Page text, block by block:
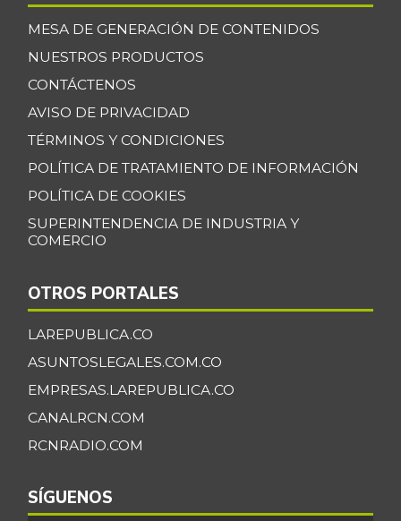
MESA DE GENERACIÓN DE CONTENIDOS
NUESTROS PRODUCTOS
CONTÁCTENOS
AVISO DE PRIVACIDAD
TÉRMINOS Y CONDICIONES
POLÍTICA DE TRATAMIENTO DE INFORMACIÓN
POLÍTICA DE COOKIES
SUPERINTENDENCIA DE INDUSTRIA Y
COMERCIO
OTROS PORTALES
LAREPUBLICA.CO
ASUNTOSLEGALES.COM.CO
EMPRESAS.LAREPUBLICA.CO
CANALRCN.COM
RCNRADIO.COM
SÍGUENOS